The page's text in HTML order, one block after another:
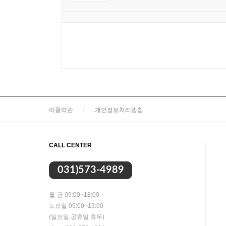
이용약관 | 개인정보처리방침
CALL CENTER
031)573-4989
월-금 09:00~18:00
토요일 09:00~13:00
(일요일,공휴일 휴무)